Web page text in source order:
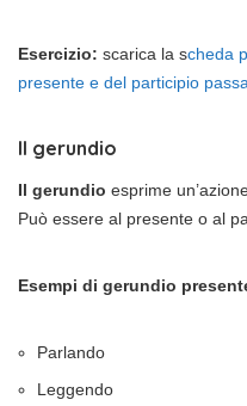
Esercizio: scarica la scheda
presente e del participio
Il gerundio
Il gerundio esprime
Può essere al presente o al
Esempi di gerundio
Parlando
Leggendo